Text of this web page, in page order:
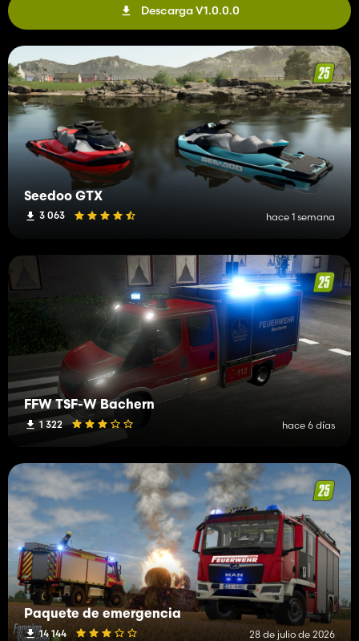
Descarga V1.0.0.0
Seedoo GTX
3 063 hace 1 semana
FFW TSF-W Bachern
1 322 hace 6 días
Paquete de emergencia
14 144 28 de julio de 2026